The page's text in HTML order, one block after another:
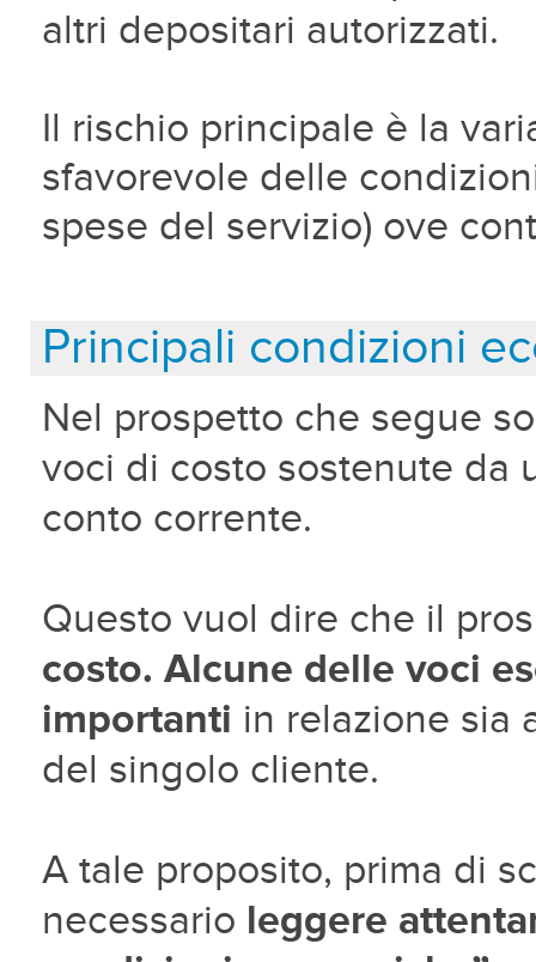
altri depositari autorizzati.
Il rischio principale è la
sfavorevole delle
spese del servizio) ove
Principali condizioni
Nel prospetto che segue
voci di costo sostenute da
conto corrente.
Questo vuol dire che il
costo. Alcune delle voci
importanti in relazione sia
del singolo cliente.
A tale proposito, prima di
necessario leggere